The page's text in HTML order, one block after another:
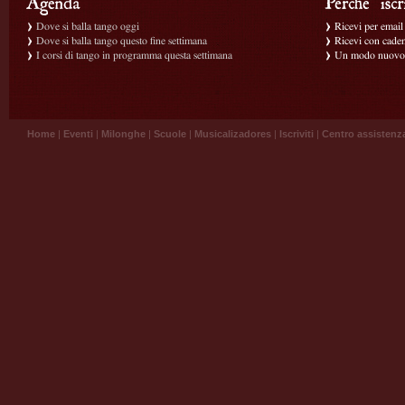
Dove si balla tango oggi
Dove si balla tango questo fine settimana
I corsi di tango in programma questa settimana
Ricevi per
Ricevi con
Un modo
Home | Eventi | Milonghe | Scuole | Musicalizadores | Iscriviti | Centro